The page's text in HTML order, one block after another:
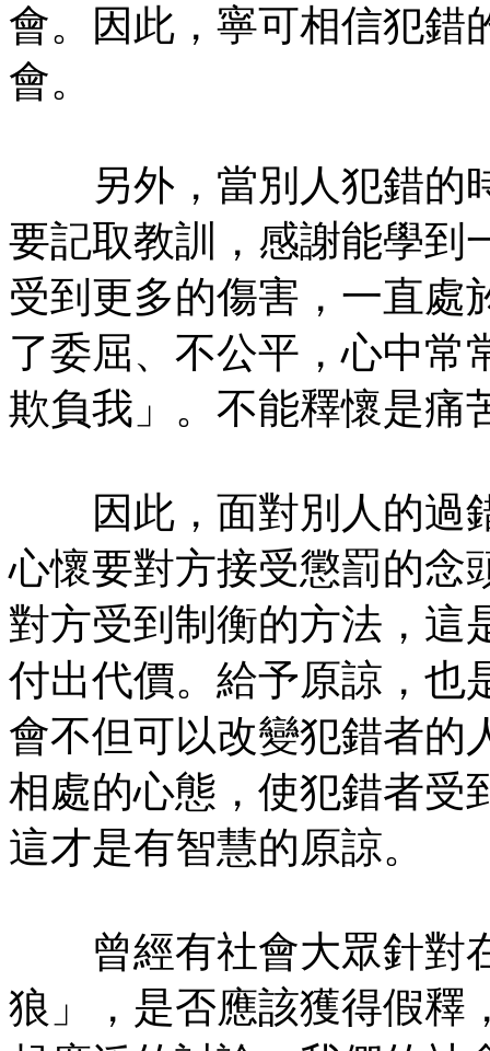
會。因此，寧可相信犯錯
會。
另外，當別人犯錯的
要記取教訓，感謝能學到
受到更多的傷害，一直處
了委屈、不公平，心中常
欺負我」。不能釋懷是痛
因此，面對別人的過
心懷要對方接受懲罰的念
對方受到制衡的方法，這
付出代價。給予原諒，也
會不但可以改變犯錯者的
相處的心態，使犯錯者受
這才是有智慧的原諒。
曾經有社會大眾針對
狼」，是否應該獲得假釋